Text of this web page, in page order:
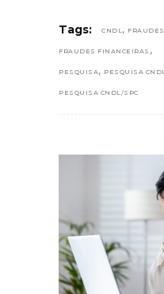
Tags: CNDL , FRAUDES
FRAUDES FINANCEIRAS ,
PESQUISA , PESQUISA CNDL
PESQUISA CNDL/SPC